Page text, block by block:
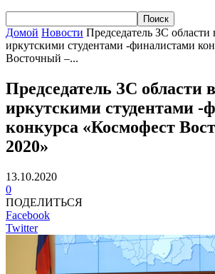
Домой Новости Председатель ЗС области
иркутскими студентами -финалистами
Восточный –...
Председатель ЗС области
иркутскими студентами -
конкурса «Космофест
2020»
13.10.2020
0
ПОДЕЛИТЬСЯ
Facebook
Twitter